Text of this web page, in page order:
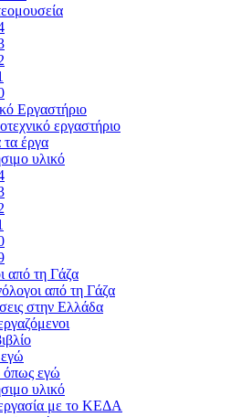
Εργαστήριο
εργαστήριο
έργα
υλικό
από τη Γάζα
από τη Γάζα
στην Ελλάδα
εγώ
υλικό
με το ΚΕΔΑ